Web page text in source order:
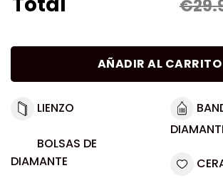
AÑADIR AL CARRITO
LIENZO
BOLSAS DE
DIAMANTE